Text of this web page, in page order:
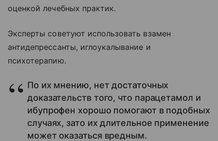
оценкой лечебных практик.
Эксперты советуют использовать взамен
антидепрессанты, иглоукалывание и
психотерапию.
По их мнению, нет достаточных
доказательств того, что парацетамол и
ибупрофен хорошо помогают в подобных
случаях, зато их длительное применение
может оказаться вредным.